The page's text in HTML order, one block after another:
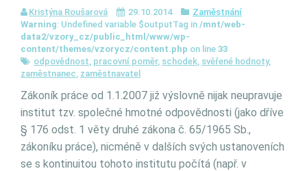
Kristýna Roušarová 29.10.2014
Zaměstnání
Warning: Undefined variable $outputTag in /mnt/web-
data2/vzory_cz/public_html/www/wp-
content/themes/vzorycz/content.php on line 33
odpovědnost, pracovní poměr, schodek, svěřené hodnoty,
zaměstnanec, zaměstnavatel
Zákoník práce od 1.1.2007 již výslovně nijak neupravuje
institut tzv. společné hmotné odpovědnosti (jako dříve
§ 176 odst. 1 věty druhé zákona č. 65/1965 Sb.,
zákoníku práce), nicméně v dalších svých ustanoveních
se s kontinuitou tohoto institutu počítá (např. v